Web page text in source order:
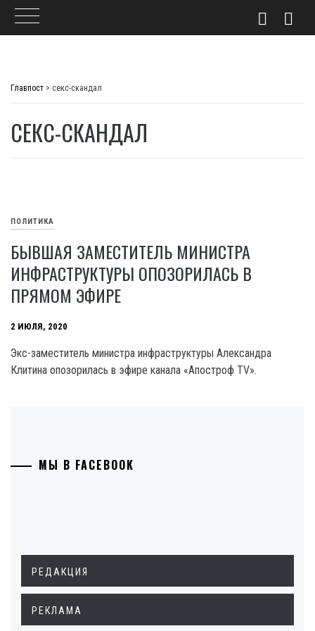
Главпост > секс-скандал
СЕКС-СКАНДАЛ
ПОЛИТИКА
БЫВШАЯ ЗАМЕСТИТЕЛЬ МИНИСТРА
ИНФРАСТРУКТУРЫ ОПОЗОРИЛАСЬ В
ПРЯМОМ ЭФИРЕ
2 ИЮЛЯ, 2020
Экс-заместитель министра инфраструктуры Александра
Клитина опозорилась в эфире канала «Апостроф TV».
МЫ В FACEBOOK
РЕДАКЦИЯ
РЕКЛАМА